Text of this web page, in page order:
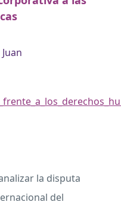
la disputa
del